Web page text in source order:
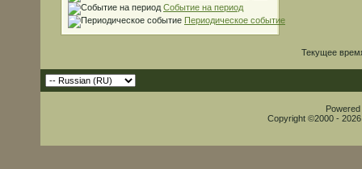
Событие на период
Периодическое событие
Текущее
Copyright ©2000 -